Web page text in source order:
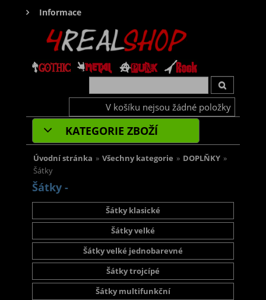
Informace
V košíku nejsou žádné položky
KATEGORIE ZBOŽÍ
Úvodní stránka » Všechny kategorie » DOPLŇKY »
Šátky
Šátky -
Šátky klasické
Šátky velké
Šátky velké jednobarevné
Šátky trojcípé
Šátky multifunkční